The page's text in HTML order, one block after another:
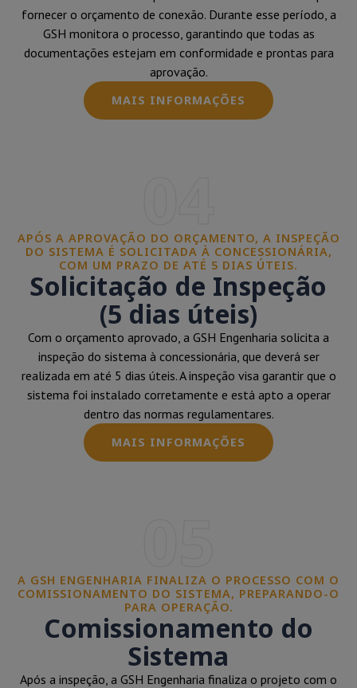
fornecer o orçamento de conexão. Durante esse período, a
GSH monitora o processo, garantindo que todas as
documentações estejam em conformidade e prontas para
aprovação.
MAIS INFORMAÇÕES
APÓS A APROVAÇÃO DO ORÇAMENTO, A INSPEÇÃO
DO SISTEMA É SOLICITADA À CONCESSIONÁRIA,
COM UM PRAZO DE ATÉ 5 DIAS ÚTEIS.
Solicitação de Inspeção
(5 dias úteis)
Com o orçamento aprovado, a GSH Engenharia solicita a
inspeção do sistema à concessionária, que deverá ser
realizada em até 5 dias úteis. A inspeção visa garantir que o
sistema foi instalado corretamente e está apto a operar
dentro das normas regulamentares.
MAIS INFORMAÇÕES
A GSH ENGENHARIA FINALIZA O PROCESSO COM O
COMISSIONAMENTO DO SISTEMA, PREPARANDO-O
PARA OPERAÇÃO.
Comissionamento do
Sistema
Após a inspeção, a GSH Engenharia finaliza o projeto com o